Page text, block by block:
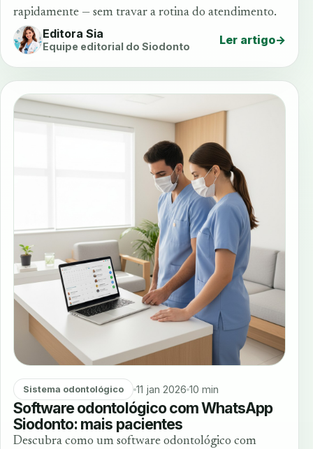
rapidamente — sem travar a rotina do atendimento.
Editora Sia
Equipe editorial do Siodonto Ler artigo→
Sistema odontológico 11 jan 2026 10 min
Software odontológico com WhatsApp
Siodonto: mais pacientes
Descubra como um software odontológico com